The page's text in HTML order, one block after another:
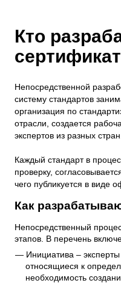
Кто
Непосредственной
систему стандартов
организация по
отрасли, создается
экспертов из разных стран.
Каждый стандарт в
проверку,
чего публикуется в виде
Как
Непосредственный
этапов. В перечень
Инициатива –
относящиеся к
необходимость